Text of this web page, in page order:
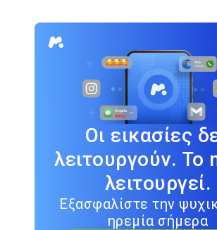
Οι εικασίες
λειτουργούν. Το
λειτουργεί.
Εξασφαλίστε την
ηρεμία σήμερα